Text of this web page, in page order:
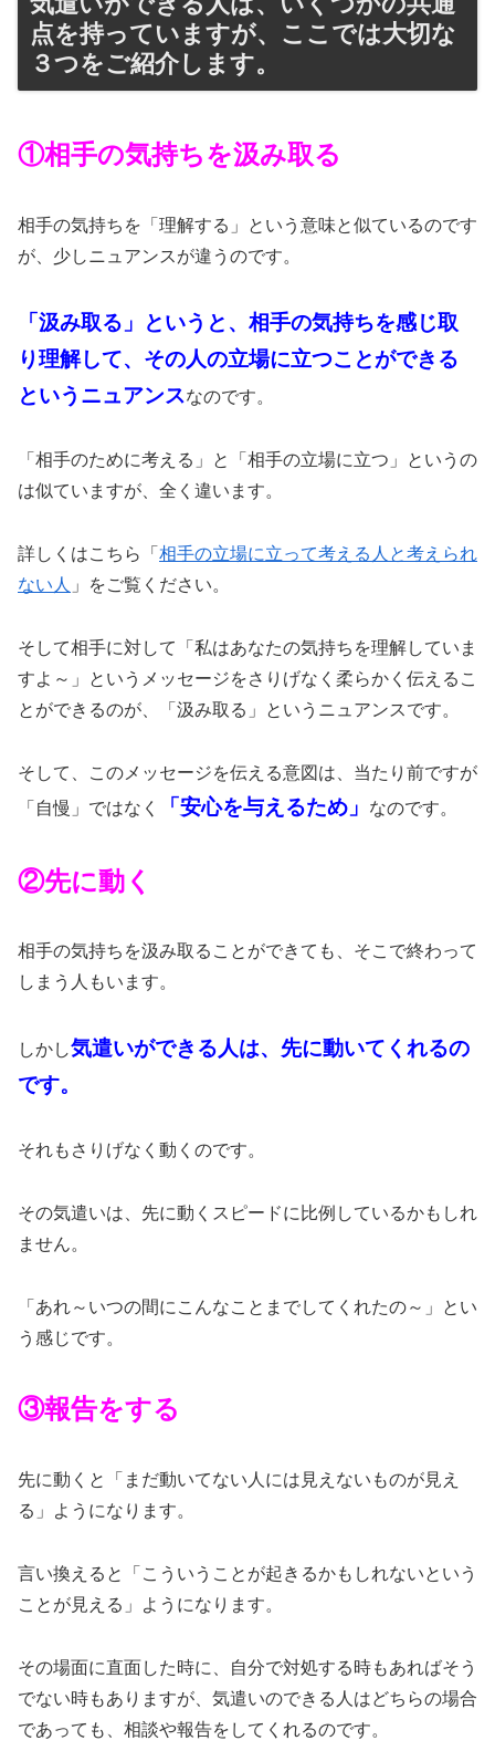
点を持っていますが、ここでは大切な
３つをご紹介します。
①相手の気持ちを汲み取る
相手の気持ちを「理解する」という意味と似ているのです
が、少しニュアンスが違うのです。
「汲み取る」というと、相手の気持ちを感じ取
り理解して、その人の立場に立つことができる
というニュアンスなのです。
「相手のために考える」と「相手の立場に立つ」というの
は似ていますが、全く違います。
詳しくはこちら「 相手の立場に立って考える人と考えられ
ない人 」をご覧ください。
そして相手に対して「私はあなたの気持ちを理解していま
すよ～」というメッセージをさりげなく柔らかく伝えるこ
とができるのが、「汲み取る」というニュアンスです。
そして、このメッセージを伝える意図は、当たり前ですが
「自慢」ではなく
「安心を与えるため」 なのです。
②先に動く
相手の気持ちを汲み取ることができても、そこで終わって
しまう人もいます。
しかし気遣いができる人は、先に動いてくれるの
です。
それもさりげなく動くのです。
その気遣いは、先に動くスピードに比例しているかもしれ
ません。
「あれ～いつの間にこんなことまでしてくれたの～」とい
う感じです。
③報告をする
先に動くと「まだ動いてない人には見えないものが見え
る」ようになります。
言い換えると「こういうことが起きるかもしれないという
ことが見える」ようになります。
その場面に直面した時に、自分で対処する時もあればそう
でない時もありますが、気遣いのできる人はどちらの場合
であっても、相談や報告をしてくれるのです。